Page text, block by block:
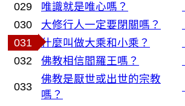
029
唯識就是唯心嗎？
030
大修行人一定要閉關嗎？
031
什麼叫做大乘和小乘？
032
佛教相信閻羅王嗎？
033
佛教是厭世或出世的宗教
嗎？